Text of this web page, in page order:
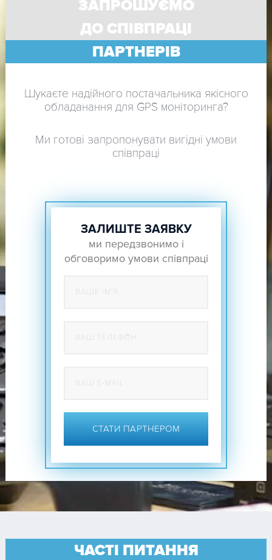
ЗАПРОШУЄМО
ДО СПІВПРАЦІ
ПАРТНЕРІВ
Шукаєте надійного постачальника якісного
обладанання для GPS моніторинга?
Ми готові запропонувати вигідні умови
співпраці
ЗАЛИШТЕ ЗАЯВКУ
ми передзвонимо і
обговоримо умови співпраці
СТАТИ ПАРТНЕРОМ
ЧАСТІ ПИТАННЯ